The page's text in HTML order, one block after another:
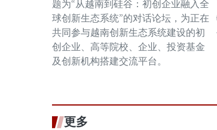
题为“从越南到硅谷：初创企业融入全
球创新生态系统”的对话论坛，为正在
共同参与越南创新生态系统建设的初
创企业、高等院校、企业、投资基金
及创新机构搭建交流平台。
更多